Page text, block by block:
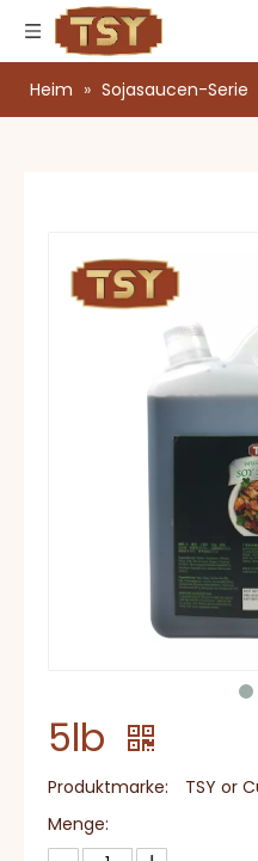
Heim » Sojasaucen-Serie
5lb
Produktmarke:
TSY or
Menge: